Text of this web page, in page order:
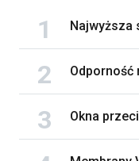
Najwyższa
Odporność
Okna